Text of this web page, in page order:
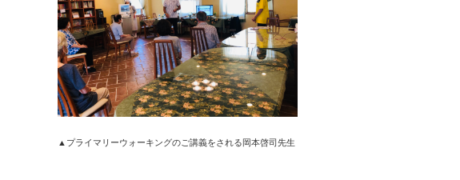
▲プライマリーウォーキングのご講義をされる岡本啓司先生